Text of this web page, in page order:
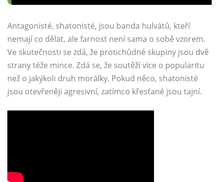
Antagonisté, shatonisté, jsou banda hulvátů, kteří
nemají co dělat, ale farnost není sama o sobě vzorem.
Ve skutečnosti se zdá, že protichůdné skupiny jsou dvě
strany téže mince. Zdá se, že soutěží více o popularitu
než o jakýkoli druh morálky. Pokud něco, shatonisté
jsou otevřeněji agresivní, zatímco křesťané jsou tajní.